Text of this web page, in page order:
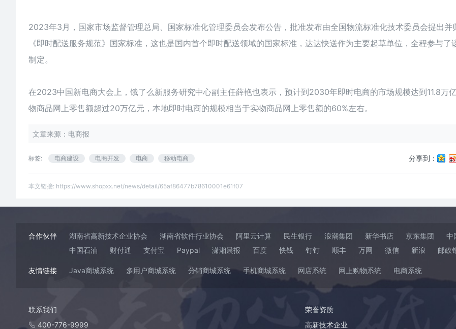
2023年3月，国家市场监督管理总局、国家标准化管理委员会发布公告，批准发布由全国物流标准化技术委员会提出并
《即时配送服务规范》国家标准，这也是国内首个即时配送领域的国家标准，达达快送作为主要起草单位，全程参与了
制定。
在2023中国新电商大会上，饿了么新服务研究中心副主任薛艳也表示，预计到2030年即时电商的市场规模达到11.8万
物商品网上零售额超过20万亿元，本地即时电商的规模相当于实物商品网上零售额的60%左右。
文章来源：电商报
标签: 电商建设 电商开发 电商 移动电商 分享到：
本文链接: https://www.shopxx.net/news/detail/65af86477b78610001e61f07
合作伙伴 湖南省高新技术企业协会 湖南省软件行业协会 阿里云计算 民生银行 浪潮集团 新华书店 京东集团 中
中国石油
财付通 支付宝 Paypal 潇湘晨报 百度 快钱 钉钉 顺丰 万网 微信 新浪 邮政
友情链接 Java商城系统 多用户商城系统 分销商城系统 手机商城系统 网店系统 网上购物系统 电商系统
联系我们
400-776-9999
荣誉资质
高新技术企业